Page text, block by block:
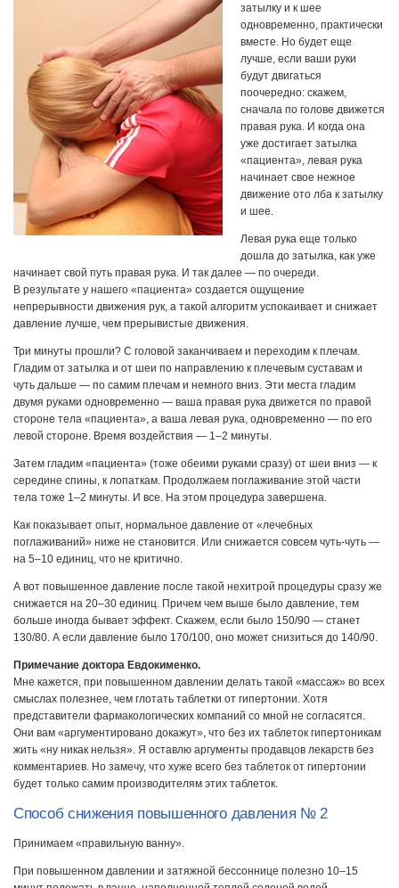
затылку и к шее
одновременно, практически
вместе. Но будет еще
лучше, если ваши руки
будут двигаться
поочередно: скажем,
сначала по голове движется
правая рука. И когда она
уже достигает затылка
«пациента», левая рука
начинает свое нежное
движение ото лба к затылку
и шее.
Левая рука еще только
дошла до затылка, как уже
начинает свой путь правая рука. И так далее — по очереди.
В результате у нашего «пациента» создается ощущение
непрерывности движения рук, а такой алгоритм успокаивает и снижает
давление лучше, чем прерывистые движения.
Три минуты прошли? С головой заканчиваем и переходим к плечам.
Гладим от затылка и от шеи по направлению к плечевым суставам и
чуть дальше — по самим плечам и немного вниз. Эти места гладим
двумя руками одновременно — ваша правая рука движется по правой
стороне тела «пациента», а ваша левая рука, одновременно — по его
левой стороне. Время воздействия — 1–2 минуты.
Затем гладим «пациента» (тоже обеими руками сразу) от шеи вниз — к
середине спины, к лопаткам. Продолжаем поглаживание этой части
тела тоже 1–2 минуты. И все. На этом процедура завершена.
Как показывает опыт, нормальное давление от «лечебных
поглаживаний» ниже не становится. Или снижается совсем чуть-чуть —
на 5–10 единиц, что не критично.
А вот повышенное давление после такой нехитрой процедуры сразу же
снижается на 20–30 единиц. Причем чем выше было давление, тем
больше иногда бывает эффект. Скажем, если было 150/90 — станет
130/80. А если давление было 170/100, оно может снизиться до 140/90.
Примечание доктора Евдокименко.
Мне кажется, при повышенном давлении делать такой «массаж» во всех
смыслах полезнее, чем глотать таблетки от гипертонии. Хотя
представители фармакологических компаний со мной не согласятся.
Они вам «аргументировано докажут», что без их таблеток гипертоникам
жить «ну никак нельзя». Я оставлю аргументы продавцов лекарств без
комментариев. Но замечу, что хуже всего без таблеток от гипертонии
будет только самим производителям этих таблеток.
Способ снижения повышенного давления № 2
Принимаем «правильную ванну».
При повышенном давлении и затяжной бессоннице полезно 10–15